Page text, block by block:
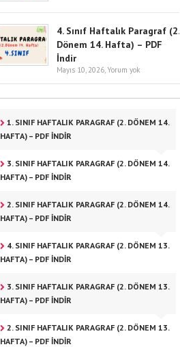
4. Sınıf Haftalık Paragraf (2.
Dönem 14. Hafta) – PDF
İndir
Mayıs 10, 2026, Yorum yok
1. SINIF HAFTALIK PARAGRAF (2. DÖNEM 14.
HAFTA) – PDF İNDIR
3. SINIF HAFTALIK PARAGRAF (2. DÖNEM 14.
HAFTA) – PDF İNDIR
2. SINIF HAFTALIK PARAGRAF (2. DÖNEM 14.
HAFTA) – PDF İNDIR
4. SINIF HAFTALIK PARAGRAF (2. DÖNEM 13.
HAFTA) – PDF İNDIR
3. SINIF HAFTALIK PARAGRAF (2. DÖNEM 13.
HAFTA) – PDF İNDIR
2. SINIF HAFTALIK PARAGRAF (2. DÖNEM 13.
HAFTA) – PDF İNDIR